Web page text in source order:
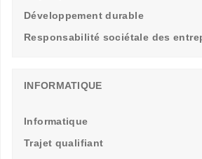
Développement durable
Responsabilité sociétale des
INFORMATIQUE
Informatique
Trajet qualifiant